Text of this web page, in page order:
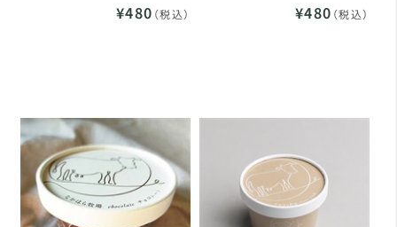
¥480 （税込） ¥480 （税込）